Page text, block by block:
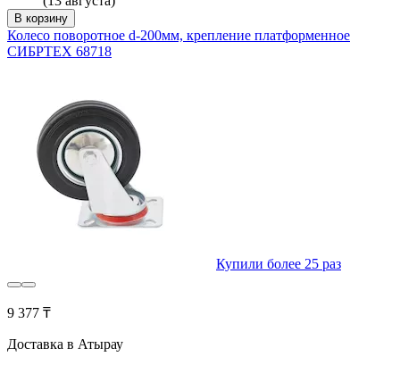
В корзину
Колесо поворотное d-200мм, крепление платформенное
СИБРТЕХ 68718
Купили более 25 раз
9 377 ₸
Доставка в Атырау